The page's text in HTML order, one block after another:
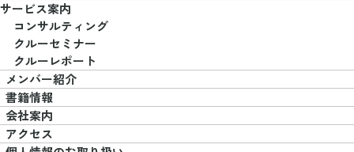
サービス案内
コンサルティング
クルーセミナー
クルーレポート
メンバー紹介
書籍情報
会社案内
アクセス